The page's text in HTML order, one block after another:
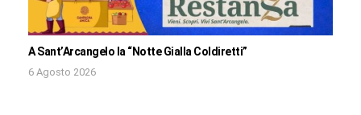
A Sant’Arcangelo la “Notte Gialla Coldiretti”
6 Agosto 2026